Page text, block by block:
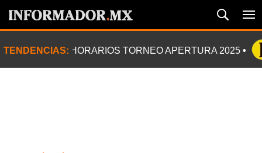
TENDENCIAS: HORARIOS TORNEO APERTURA 2025